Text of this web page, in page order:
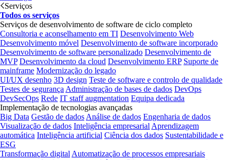
Serviços
Todos os serviços
Serviços de desenvolvimento de software de ciclo completo
Consultoria e aconselhamento em TI Desenvolvimento Web
Desenvolvimento móvel Desenvolvimento de software incorporado
Desenvolvimento de software personalizado Desenvolvimento de
MVP Desenvolvimento da cloud Desenvolvimento ERP Suporte de
mainframe Modernização do legado
UI/UX desenho 3D design Teste de software e controlo de qualidade
Testes de segurança Administração de bases de dados DevOps
DevSecOps Rede IT staff augmentation Equipa dedicada
Implementação de tecnologias avançadas
Big Data Gestão de dados Análise de dados Engenharia de dados
Visualização de dados Inteligência empresarial Aprendizagem
automática Inteligência artificial Ciência dos dados Sustentabilidade e
ESG
Transformação digital Automatização de processos empresariais